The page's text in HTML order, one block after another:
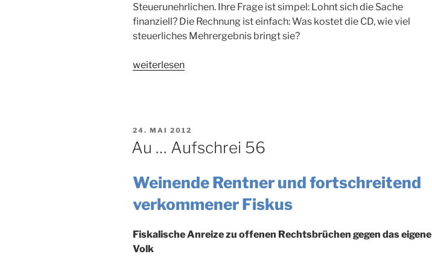
Steuerunehrlichen. Ihre Frage ist simpel: Lohnt sich die Sache
finanziell? Die Rechnung ist einfach: Was kostet die CD, wie viel
steuerliches Mehrergebnis bringt sie?
„Au
weiterlesen
VERÖFFENTLICHT
24. MAI 2012
Au … Aufschrei 56
Weinende Rentner und fortschreitend
verkommener Fiskus
Fiskalische Anreize zu offenen Rechtsbrüchen gegen das eigene
Volk